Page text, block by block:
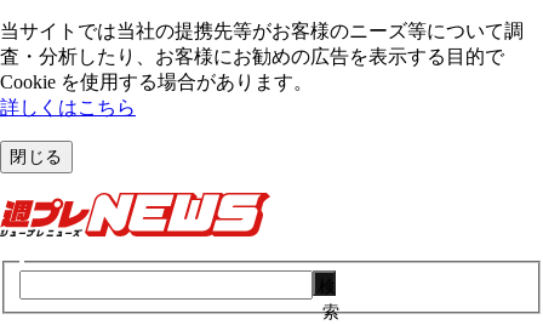
当サイトでは当社の提携先等がお客様のニーズ等について調
査・分析したり、お客様にお勧めの広告を表⽰する⽬的で
Cookie を使⽤する場合があります。
詳しくはこちら
閉じる
索